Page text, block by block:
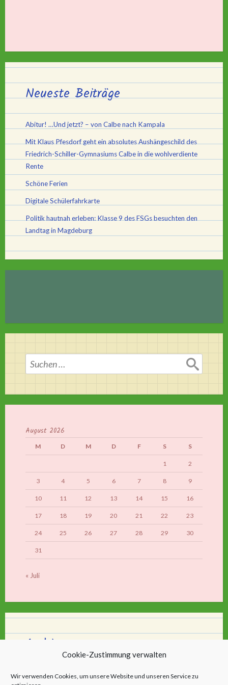
Cookie-Zustimmung verwalten
Wir verwenden Cookies, um unsere Website und unseren Service zu
Neueste Beiträge
Abitur! …Und jetzt? – von Calbe nach Kampala
Mit Klaus Pfesdorf geht ein absolutes Aushängeschild des
Friedrich-Schiller-Gymnasiums Calbe in die wohlverdiente
Rente
Schöne Ferien
Digitale Schülerfahrkarte
Politik hautnah erleben: Klasse 9 des FSGs besuchten den
Landtag in Magdeburg
Suchen
nach:
August 2026
M D M D F S S
1 2
3 4 5 6 7 8 9
10 11 12 13 14 15 16
17 18 19 20 21 22 23
24 25 26 27 28 29 30
31
« Juli
Archiv